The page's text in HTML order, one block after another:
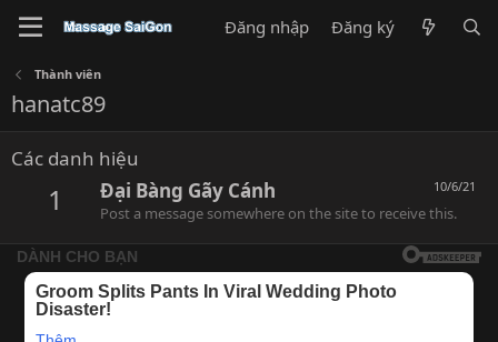
Đăng nhập Đăng ký
Thành viên
hanatc89
Các danh hiệu
1 10/6/21
Đại Bàng Gãy Cánh
Post a message somewhere on the site to receive this.